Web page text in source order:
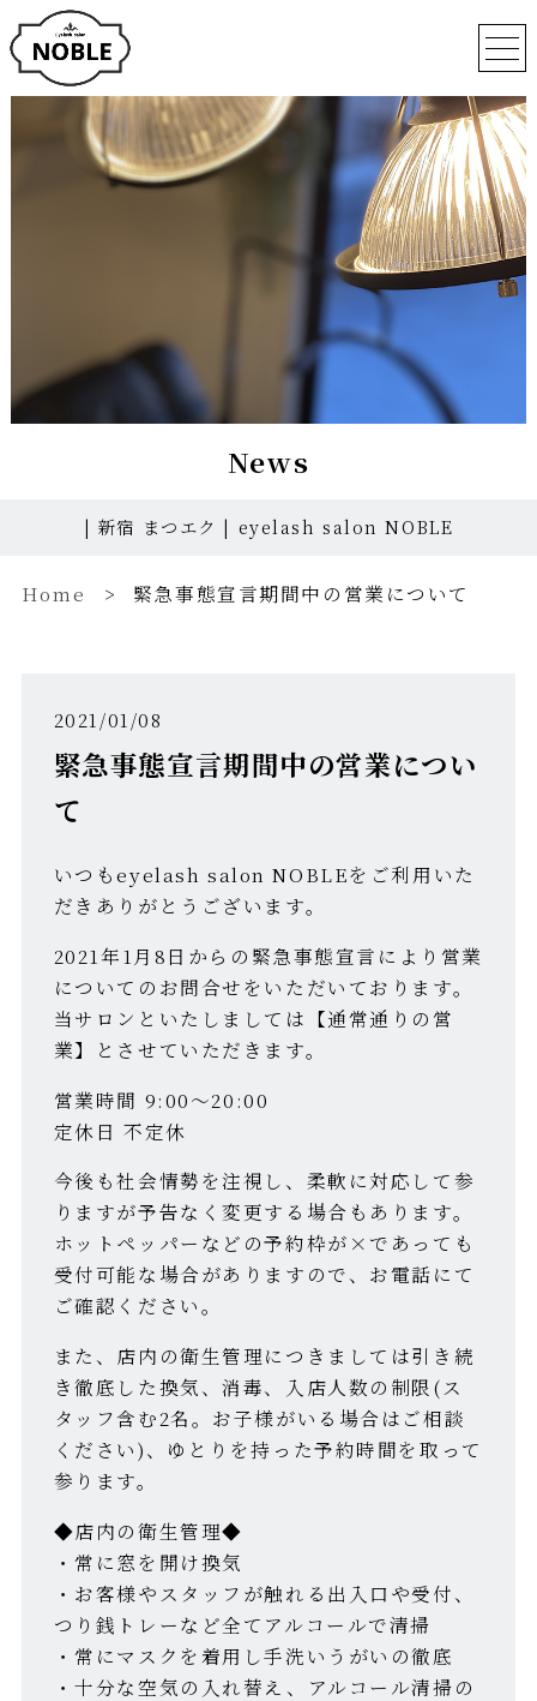
News
| 新宿 まつエク | eyelash salon NOBLE
Home 緊急事態宣言期間中の営業について
2021/01/08
緊急事態宣言期間中の営業につい
て
いつもeyelash salon NOBLEをご利用いた
だきありがとうございます。
2021年1月8日からの緊急事態宣言により営業
についてのお問合せをいただいております。
当サロンといたしましては【通常通りの営
業】とさせていただきます。
営業時間 9:00〜20:00
定休日 不定休
今後も社会情勢を注視し、柔軟に対応して参
りますが予告なく変更する場合もあります。
ホットペッパーなどの予約枠が×であっても
受付可能な場合がありますので、お電話にて
ご確認ください。
また、店内の衛生管理につきましては引き続
き徹底した換気、消毒、入店人数の制限(ス
タッフ含む2名。お子様がいる場合はご相談
ください)、ゆとりを持った予約時間を取って
参ります。
◆店内の衛生管理◆
・常に窓を開け換気
・お客様やスタッフが触れる出入口や受付、
つり銭トレーなど全てアルコールで清掃
・常にマスクを着用し手洗いうがいの徹底
・十分な空気の入れ替え、アルコール清掃の